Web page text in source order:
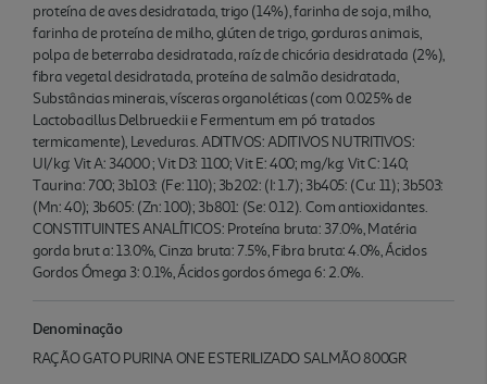
proteína de aves desidratada, trigo (14%), farinha de soja, milho,
farinha de proteína de milho, glúten de trigo, gorduras animais,
polpa de beterraba desidratada, raíz de chicória desidratada (2%),
fibra vegetal desidratada, proteína de salmão desidratada,
Substâncias minerais, vísceras organoléticas (com 0.025% de
Lactobacillus Delbrueckii e Fermentum em pó tratados
termicamente), Leveduras. ADITIVOS: ADITIVOS NUTRITIVOS:
UI/kg: Vit A: 34000 ; Vit D3: 1100; Vit E: 400; mg/kg: Vit C: 140;
Taurina: 700; 3b103: (Fe: 110); 3b202: (I: 1.7); 3b405: (Cu: 11); 3b503:
(Mn: 40); 3b605: (Zn: 100); 3b801: (Se: 0.12). Com antioxidantes.
CONSTITUINTES ANALÍTICOS: Proteína bruta: 37.0%, Matéria
gorda brut a: 13.0%, Cinza bruta: 7.5%, Fibra bruta: 4.0%, Ácidos
Gordos Ómega 3: 0.1%, Ácidos gordos ómega 6: 2.0%.
Denominação
RAÇÃO GATO PURINA ONE ESTERILIZADO SALMÃO 800GR